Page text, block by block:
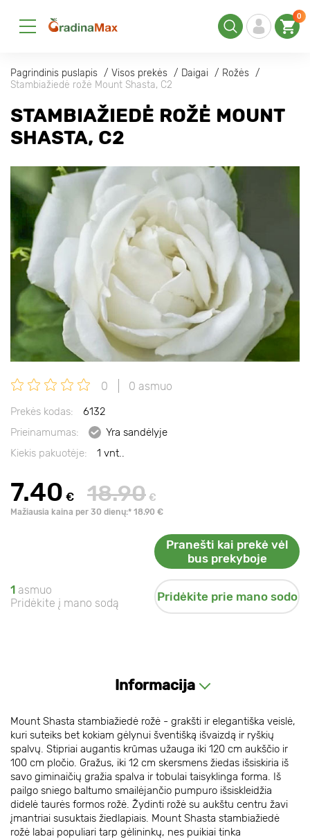
0
Pagrindinis puslapis Visos prekės Daigai
Rožės
Stambiažiedė rožė Mount Shasta, C2
STAMBIAŽIEDĖ ROŽĖ MOUNT
SHASTA, C2
0 0 asmuo
Prekės kodas:
6132
Prieinamumas:
Yra sandėlyje
Kiekis pakuotėje:
1 vnt..
7.40 € 18.90 €
Mažiausia kaina per 30 dienų:* 18.90 €
Pranešti kai prekė vėl
bus prekyboje
1 asmuo
Pridėkite į mano sodą
Pridėkite prie mano sodo
Informacija
Mount Shasta stambiažiedė rožė - grakšti ir elegantiška veislė,
kuri suteiks bet kokiam gėlynui šventišką išvaizdą ir ryškių
spalvų. Stipriai augantis krūmas užauga iki 120 cm aukščio ir
100 cm pločio. Gražus, iki 12 cm skersmens žiedas išsiskiria iš
savo giminaičių gražia spalva ir tobulai taisyklinga forma. Iš
pailgo sniego baltumo smailėjančio pumpuro išsiskleidžia
didelė taurės formos rožė. Žydinti rožė su aukštu centru žavi
įmantriai susuktais žiedlapiais. Mount Shasta stambiažiedė
rožė labai populiari tarp gėlininkų, nes puikiai tinka